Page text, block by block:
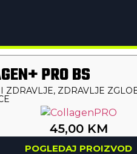
PRO BS
ZDRAVLJE, ZDRAVLJE
45,00 KM
POGLEDAJ PROIZVOD